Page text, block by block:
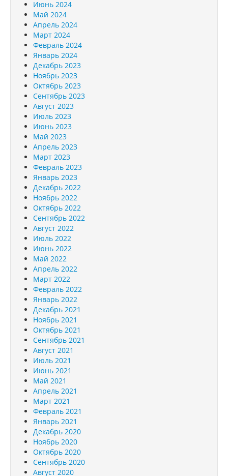
Июнь 2024
Май 2024
Апрель 2024
Март 2024
Февраль 2024
Январь 2024
Декабрь 2023
Ноябрь 2023
Октябрь 2023
Сентябрь 2023
Август 2023
Июль 2023
Июнь 2023
Май 2023
Апрель 2023
Март 2023
Февраль 2023
Январь 2023
Декабрь 2022
Ноябрь 2022
Октябрь 2022
Сентябрь 2022
Август 2022
Июль 2022
Июнь 2022
Май 2022
Апрель 2022
Март 2022
Февраль 2022
Январь 2022
Декабрь 2021
Ноябрь 2021
Октябрь 2021
Сентябрь 2021
Август 2021
Июль 2021
Июнь 2021
Май 2021
Апрель 2021
Март 2021
Февраль 2021
Январь 2021
Декабрь 2020
Ноябрь 2020
Октябрь 2020
Сентябрь 2020
Август 2020